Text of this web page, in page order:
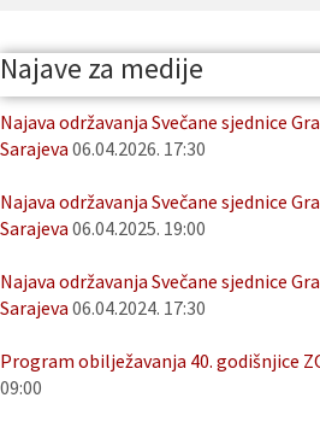
Najave za medije
Najava održavanja Svečane sjednice
Sarajeva 06.04.2026. 17:30
Najava održavanja Svečane sjednice
Sarajeva 06.04.2025. 19:00
Najava održavanja Svečane sjednice
Sarajeva 06.04.2024. 17:30
Program obilježavanja 40. godišnjice
09:00